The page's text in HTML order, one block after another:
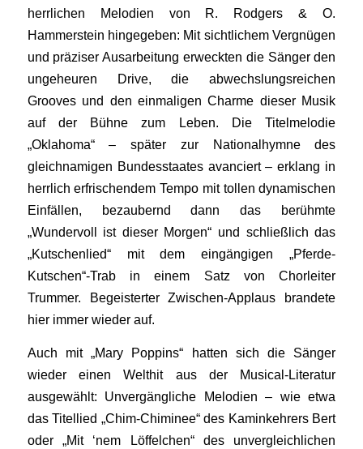
herrlichen Melodien von R. Rodgers & O.
Hammerstein hingegeben: Mit sichtlichem Vergnügen
und präziser Ausarbeitung erweckten die Sänger den
ungeheuren Drive, die abwechslungsreichen
Grooves und den einmaligen Charme dieser Musik
auf der Bühne zum Leben. Die Titelmelodie
„Oklahoma“ – später zur Nationalhymne des
gleichnamigen Bundesstaates avanciert – erklang in
herrlich erfrischendem Tempo mit tollen dynamischen
Einfällen, bezaubernd dann das berühmte
„Wundervoll ist dieser Morgen“ und schließlich das
„Kutschenlied“ mit dem eingängigen „Pferde-
Kutschen“-Trab in einem Satz von Chorleiter
Trummer. Begeisterter Zwischen-Applaus brandete
hier immer wieder auf.
Auch mit „Mary Poppins“ hatten sich die Sänger
wieder einen Welthit aus der Musical-Literatur
ausgewählt: Unvergängliche Melodien – wie etwa
das Titellied „Chim-Chiminee“ des Kaminkehrers Bert
oder „Mit ‘nem Löffelchen“ des unvergleichlichen